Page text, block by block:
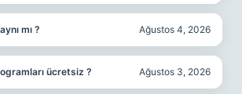
mı ? Ağustos 4, 2026
ücretsiz ? Ağustos 3, 2026